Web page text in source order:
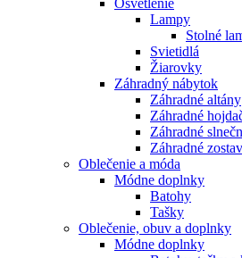
Osvetlenie
Lampy
Stolné
Svietidlá
Žiarovky
Záhradný nábytok
Záhradné altány
Záhradné
Záhradné
Záhradné
Oblečenie a móda
Módne doplnky
Batohy
Tašky
Oblečenie, obuv a doplnky
Módne doplnky